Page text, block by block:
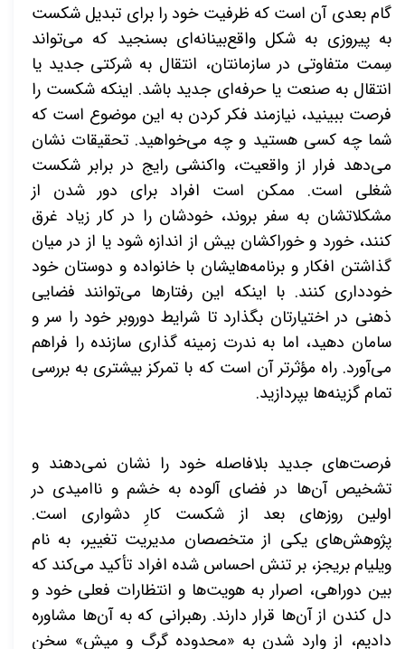
گام بعدی آن است که ظرفیت خود را برای تبدیل شکست
به پیروزی به شکل واقع‌بینانه‌ای بسنجید که می‌تواند
سِمت متفاوتی در سازمانتان، انتقال به شرکتی جدید یا
انتقال به صنعت یا حرفه‌ای جدید باشد. اینکه شکست را
فرصت ببینید، نیازمند فکر کردن به این موضوع است که
شما چه کسی هستید و چه می‌خواهید. تحقیقات نشان
می‌دهد فرار از واقعیت، واکنشی رایج در برابر شکست
شغلی است. ممکن است افراد برای دور شدن از
مشکلاتشان به سفر بروند، خودشان را در کار زیاد غرق
کنند، خورد و خوراکشان بیش از اندازه شود یا از در میان
گذاشتن افکار و برنامه‌هایشان با خانواده و دوستان خود
خودداری کنند. با اینکه این رفتارها می‌توانند فضایی
ذهنی در اختیارتان بگذارد تا شرایط دوروبر خود را سر و
سامان دهید، اما به ندرت زمینه گذاری سازنده را فراهم
می‌آورد. راه مؤثرتر آن است که با تمرکز بیشتری به بررسی
تمام گزینه‌ها بپردازید.
فرصت‌های جدید بلافاصله خود را نشان نمی‌دهند و
تشخیص آن‌ها در فضای آلوده به خشم و ناامیدی در
اولین روزهای بعد از شکست کارِ دشواری است.
پژوهش‌های یکی از متخصصان مدیریت تغییر، به نام
ویلیام بریجز، بر تنش احساس شده افراد تأکید می‌کند که
بین دوراهی، اصرار به هویت‌ها و انتظارات فعلی خود و
دل کندن از آن‌ها قرار دارند. رهبرانی که به آن‌ها مشاوره
دادیم، از وارد شدن به «محدوده گرگ و میش» سخن